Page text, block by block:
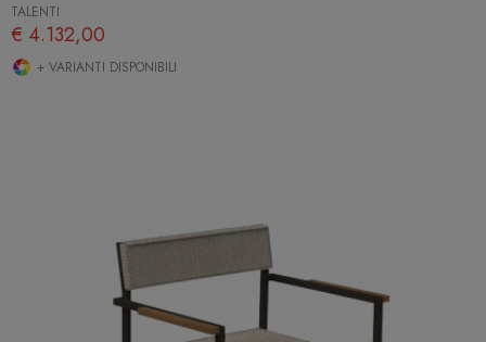
TALENTI
€ 4.132,00
+ VARIANTI DISPONIBILI